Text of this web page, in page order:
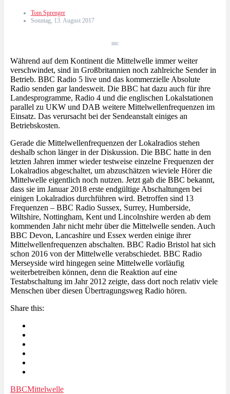
Tom Sprenger
Sonntag, 13. August 2017
BBC
Während auf dem Kontinent die Mittelwelle immer weiter
verschwindet, sind in Großbritannien noch zahlreiche Sender in
Betrieb. BBC Radio 5 live und das kommerzielle Absolute
Radio senden gar landesweit. Die BBC hat dazu auch für ihre
Landesprogramme, Radio 4 und die englischen Lokalstationen
parallel zu UKW und DAB weitere Mittelwellenfrequenzen im
Einsatz. Das verursacht bei der Sendeanstalt einiges an
Betriebskosten.
Gerade die Mittelwellenfrequenzen der Lokalradios stehen
deshalb schon länger in der Diskussion. Die BBC hatte in den
letzten Jahren immer wieder testweise einzelne Frequenzen der
Lokalradios abgeschaltet, um abzuschätzen wieviele Hörer die
Mittelwelle eigentlich noch nutzen. Jetzt gab die BBC bekannt,
dass sie im Januar 2018 erste endgültige Abschaltungen bei
einigen Lokalradios durchführen wird. Betroffen sind 13
Frequenzen – BBC Radio Sussex, Surrey, Humberside,
Wiltshire, Nottingham, Kent und Lincolnshire werden ab dem
kommenden Jahr nicht mehr über die Mittelwelle senden. Auch
BBC Devon, Lancashire und Essex werden einige ihrer
Mittelwellenfrequenzen abschalten. BBC Radio Bristol hat sich
schon 2016 von der Mittelwelle verabschiedet. BBC Radio
Merseyside wird hingegen seine Mittelwelle vorläufig
weiterbetreiben können, denn die Reaktion auf eine
Testabschaltung im Jahr 2012 zeigte, dass dort noch relativ viele
Menschen über diesen Übertragungsweg Radio hören.
Share this:
BBCMittelwelle